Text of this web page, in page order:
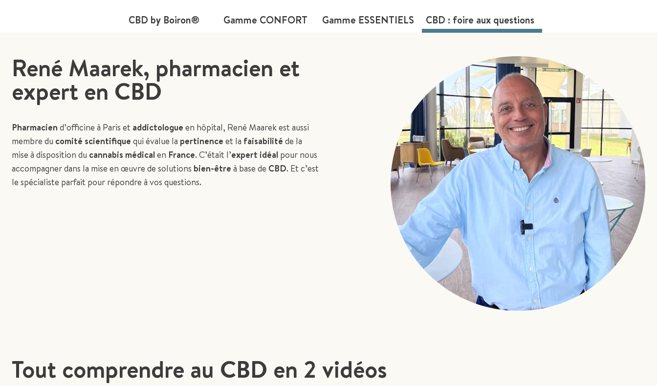
CBD by Boiron® Gamme CONFORT Gamme ESSENTIELS CBD : foire aux questions
René Maarek, pharmacien et
expert en CBD
Pharmacien d’officine à Paris et addictologue en hôpital, René Maarek est aussi
membre du comité scientifique qui évalue la pertinence et la faisabilité de la
mise à disposition du cannabis médical en France. C’était l’expert idéal pour nous
accompagner dans la mise en œuvre de solutions bien-être à base de CBD. Et c’est
le spécialiste parfait pour répondre à vos questions.
Tout comprendre au CBD en 2 vidéos